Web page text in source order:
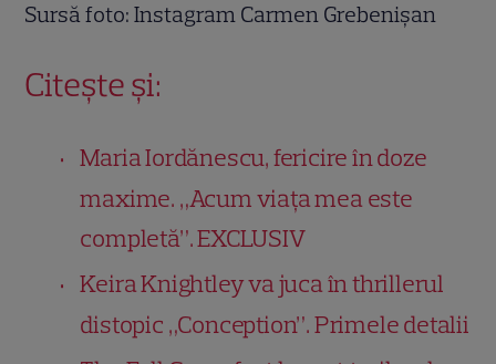
Sursă foto: Instagram Carmen Grebenișan
Citește și:
Maria Iordănescu, fericire în doze
maxime. „Acum viața mea este
completă”. EXCLUSIV
Keira Knightley va juca în thrillerul
distopic „Conception”. Primele detalii